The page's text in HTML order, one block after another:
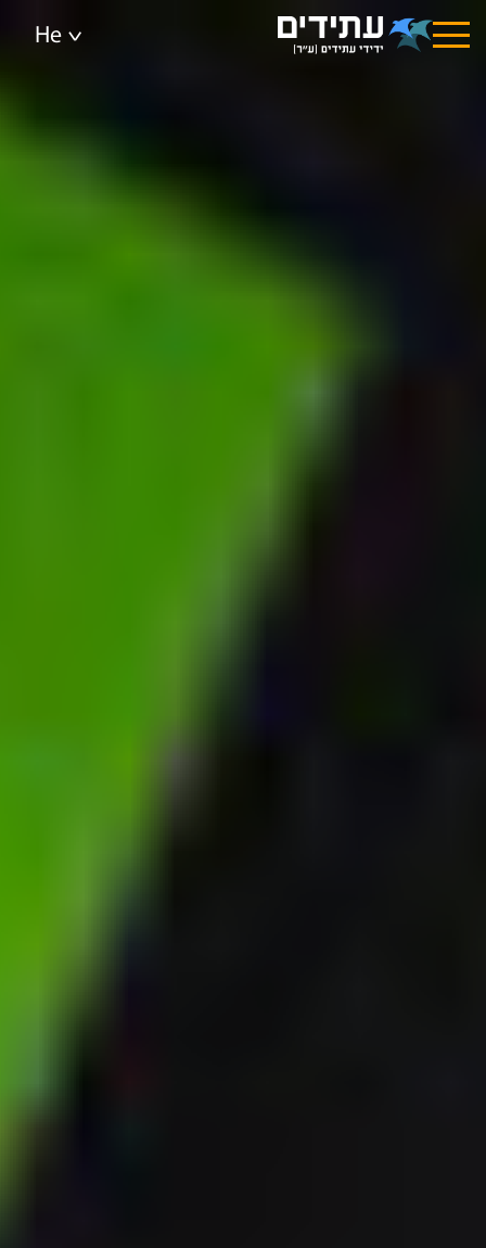
<
He
מרכזי